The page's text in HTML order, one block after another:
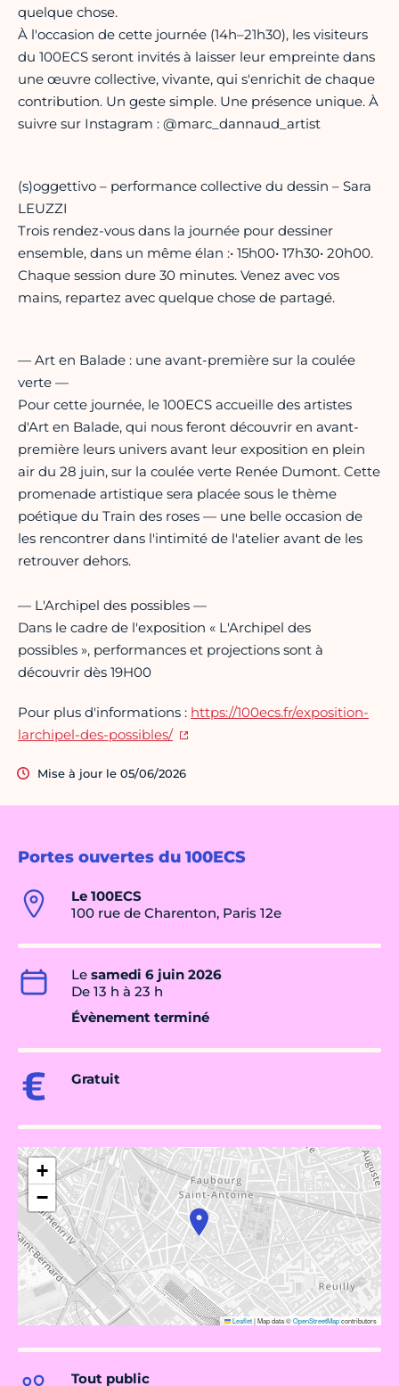
Portes ouvertes du 100ECS
Le 100ECS
100 rue de Charenton, Paris 12e
Le samedi 6 juin 2026
De 13 h à 23 h
Évènement terminé
Gratuit
+
−
Leaflet|Map data ©OpenStreetMapcontributors
Tout public
quelque chose.
À l'occasion de cette journée (14h–21h30), les visiteurs
du 100ECS seront invités à laisser leur empreinte dans
une œuvre collective, vivante, qui s'enrichit de chaque
contribution. Un geste simple. Une présence unique. À
suivre sur Instagram : @marc_dannaud_artist
(s)oggettivo – performance collective du dessin – Sara
LEUZZI
Trois rendez-vous dans la journée pour dessiner
ensemble, dans un même élan :•⁠ ⁠15h00•⁠ ⁠17h30•⁠ ⁠20h00.
Chaque session dure 30 minutes. Venez avec vos
mains, repartez avec quelque chose de partagé.
— Art en Balade : une avant-première sur la coulée
verte —
Pour cette journée, le 100ECS accueille des artistes
d'Art en Balade, qui nous feront découvrir en avant-
première leurs univers avant leur exposition en plein
air du 28 juin, sur la coulée verte Renée Dumont. Cette
promenade artistique sera placée sous le thème
poétique du Train des roses — une belle occasion de
les rencontrer dans l'intimité de l'atelier avant de les
retrouver dehors.
— L'Archipel des possibles —
Dans le cadre de l'exposition « L'Archipel des
possibles », performances et projections sont à
découvrir dès 19H00
Pour plus d'informations : https://100ecs.fr/exposition-
larchipel-des-possibles/
Mise à jour le 05/06/2026